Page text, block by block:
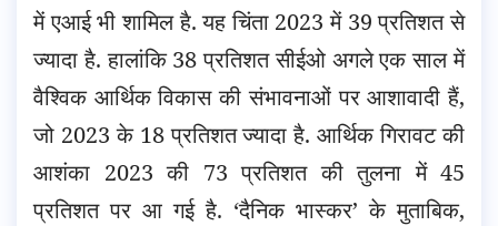
में एआई भी शामिल है. यह चिंता 2023 में 39 प्रतिशत से
ज्यादा है. हालांकि 38 प्रतिशत सीईओ अगले एक साल में
वैश्विक आर्थिक विकास की संभावनाओं पर आशावादी हैं,
जो 2023 के 18 प्रतिशत ज्यादा है. आर्थिक गिरावट की
आशंका 2023 की 73 प्रतिशत की तुलना में 45
प्रतिशत पर आ गई है. ‘दैनिक भास्कर’ के मुताबिक,